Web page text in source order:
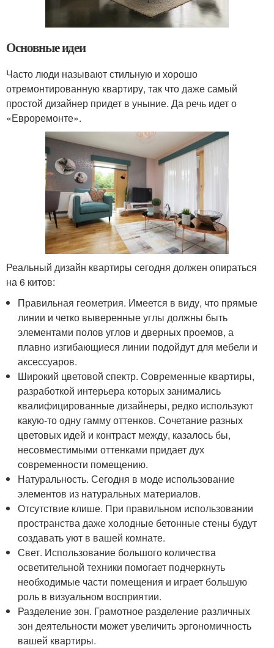
Основные идеи
Часто люди называют стильную и хорошо
отремонтированную квартиру, так что даже самый
простой дизайнер придет в уныние. Да речь идет о
«Евроремонте».
Реальный дизайн квартиры сегодня должен опираться
на 6 китов:
Правильная геометрия. Имеется в виду, что прямые
линии и четко выверенные углы должны быть
элементами полов углов и дверных проемов, а
плавно изгибающиеся линии подойдут для мебели и
аксессуаров.
Широкий цветовой спектр. Современные квартиры,
разработкой интерьера которых занимались
квалифицированные дизайнеры, редко используют
какую-то одну гамму оттенков. Сочетание разных
цветовых идей и контраст между, казалось бы,
несовместимыми оттенками придает дух
современности помещению.
Натуральность. Сегодня в моде использование
элементов из натуральных материалов.
Отсутствие клише. При правильном использовании
пространства даже холодные бетонные стены будут
создавать уют в вашей комнате.
Свет. Использование большого количества
осветительной техники помогает подчеркнуть
необходимые части помещения и играет большую
роль в визуальном восприятии.
Разделение зон. Грамотное разделение различных
зон деятельности может увеличить эргономичность
вашей квартиры.